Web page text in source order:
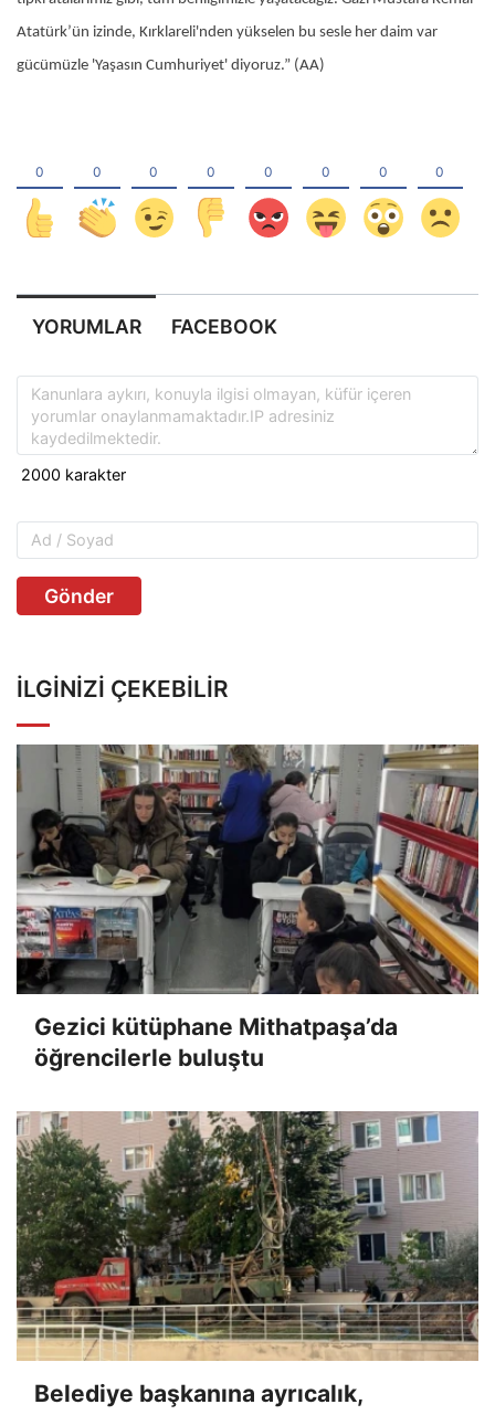
Atatürk’ün izinde, Kırklareli'nden yükselen bu sesle her daim var
gücümüzle 'Yaşasın Cumhuriyet' diyoruz.” (AA)
YORUMLAR FACEBOOK
Gönder
İLGINIZI ÇEKEBILIR
Gezici kütüphane Mithatpaşa’da
öğrencilerle buluştu
Belediye başkanına ayrıcalık,